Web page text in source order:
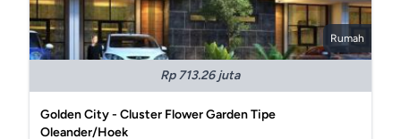
Rumah
Rp 713.26 juta
Golden City - Cluster Flower Garden Tipe
Oleander/Hoek